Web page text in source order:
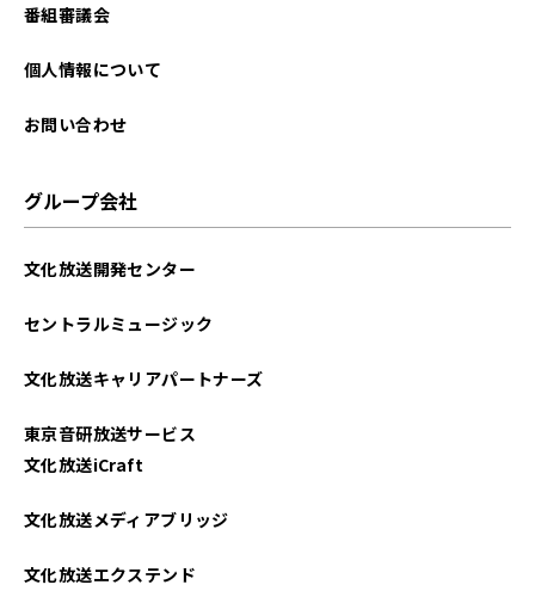
2025年02月
2024年11月
2024年06月
2024年05月
番組審議会
個人情報について
お問い合わせ
グループ会社
文化放送開発センター
セントラルミュージック
文化放送キャリアパートナーズ
東京音研放送サービス
文化放送iCraft
文化放送メディアブリッジ
文化放送エクステンド